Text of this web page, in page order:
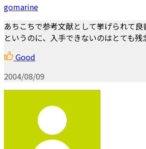
gomarine
あちこちで参考文献として挙げられて
というのに、入手できないのはとても残
Good
2004/08/09